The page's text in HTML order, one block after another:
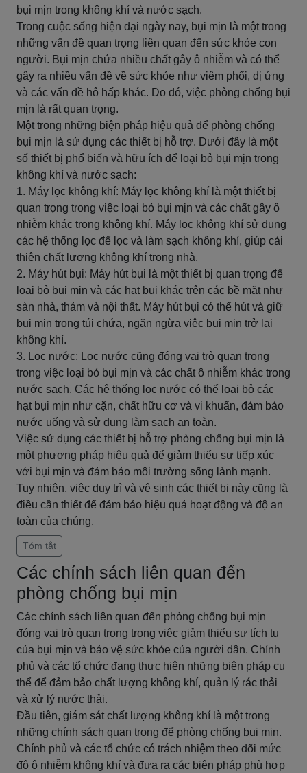
bụi mịn trong không khí và nước sạch.
Trong cuộc sống hiện đại ngày nay, bụi mịn là một trong
những vấn đề quan trọng liên quan đến sức khỏe con
người. Bụi mịn chứa nhiều chất gây ô nhiễm và có thể
gây ra nhiều vấn đề về sức khỏe như viêm phổi, dị ứng
và các vấn đề hô hấp khác. Do đó, việc phòng chống bụi
mịn là rất quan trọng.
Một trong những biện pháp hiệu quả để phòng chống
bụi mịn là sử dụng các thiết bị hỗ trợ. Dưới đây là một
số thiết bị phổ biến và hữu ích để loại bỏ bụi mịn trong
không khí và nước sạch:
1. Máy lọc không khí: Máy lọc không khí là một thiết bị
quan trọng trong việc loại bỏ bụi mịn và các chất gây ô
nhiễm khác trong không khí. Máy lọc không khí sử dụng
các hệ thống lọc để lọc và làm sạch không khí, giúp cải
thiện chất lượng không khí trong nhà.
2. Máy hút bụi: Máy hút bụi là một thiết bị quan trọng để
loại bỏ bụi mịn và các hạt bụi khác trên các bề mặt như
sàn nhà, thảm và nội thất. Máy hút bụi có thể hút và giữ
bụi mịn trong túi chứa, ngăn ngừa việc bụi mịn trở lại
không khí.
3. Lọc nước: Lọc nước cũng đóng vai trò quan trọng
trong việc loại bỏ bụi mịn và các chất ô nhiễm khác trong
nước sạch. Các hệ thống lọc nước có thể loại bỏ các
hạt bụi mịn như cặn, chất hữu cơ và vi khuẩn, đảm bảo
nước uống và sử dụng làm sạch an toàn.
Việc sử dụng các thiết bị hỗ trợ phòng chống bụi mịn là
một phương pháp hiệu quả để giảm thiểu sự tiếp xúc
với bụi mịn và đảm bảo môi trường sống lành mạnh.
Tuy nhiên, việc duy trì và vệ sinh các thiết bị này cũng là
điều cần thiết để đảm bảo hiệu quả hoạt động và độ an
toàn của chúng.
Tóm tắt
Các chính sách liên quan đến
phòng chống bụi mịn
Các chính sách liên quan đến phòng chống bụi mịn
đóng vai trò quan trọng trong việc giảm thiểu sự tích tụ
của bụi mịn và bảo vệ sức khỏe của người dân. Chính
phủ và các tổ chức đang thực hiện những biện pháp cụ
thể để đảm bảo chất lượng không khí, quản lý rác thải
và xử lý nước thải.
Đầu tiên, giám sát chất lượng không khí là một trong
những chính sách quan trọng để phòng chống bụi mịn.
Chính phủ và các tổ chức có trách nhiệm theo dõi mức
độ ô nhiễm không khí và đưa ra các biện pháp phù hợp